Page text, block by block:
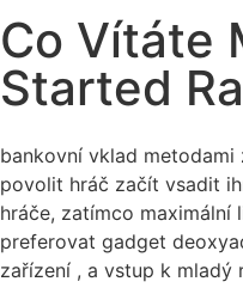
Co Vítáte
Started
bankovní vklad
povolit hráč začít vsadit
hráče, zatímco maximální
preferovat gadget
zařízení , a vstup k